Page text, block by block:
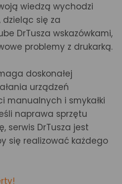
wiedzą wychodzi
się za
DrTusza wskazówkami,
problemy z drukarką.
doskonałej
urządzeń
manualnych i smykałki
naprawa sprzętu
serwis DrTusza jest
się realizować każdego